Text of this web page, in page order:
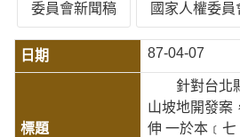
委員會新聞稿 國家人權委
87-04-07
針對台北縣
山坡地開發案
伸 一於本﹝